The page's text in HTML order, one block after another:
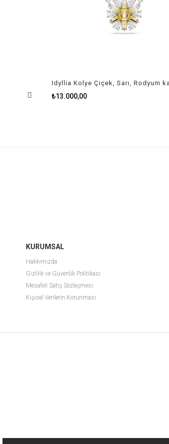
Idyllia Kolye Çiçek, Sarı, Rodyum kaplama
₺13.000,00
KURUMSAL
Hakkımızda
Gizlilik ve Güvenlik Politikası
Mesafeli Satış Sözleşmesi
Kişisel Verilerin Korunması